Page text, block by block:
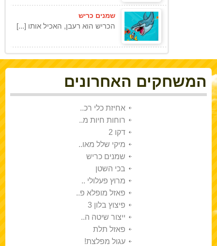
שמנים כריש
הכריש הוא רעבן, האכיל אותו [...]
המשחקים האחרונים
אחיזת כלי רכ..
רוחות חיות מ..
דקו 2
מיקי שלל מאו..
שמנים כריש
בכי השטן
מרוץ פעלולי ..
פאזל מופלא פ..
פיצוץ בלון 3
ייצור שיטה ה..
פאזל תלת
עגול מפלצת!